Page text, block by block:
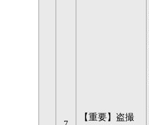
【重要】盗撮